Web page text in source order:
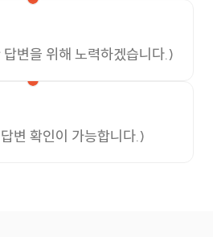
변을 위해 노력하겠습니다.)
변 확인이 가능합니다.)